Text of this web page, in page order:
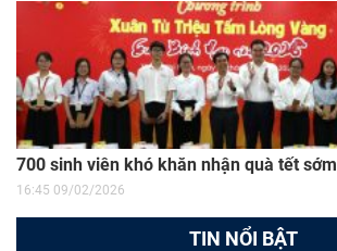
700 sinh viên khó khăn nhận quà tết sớm
16:45 09/02/2026
TIN NỔI BẬT